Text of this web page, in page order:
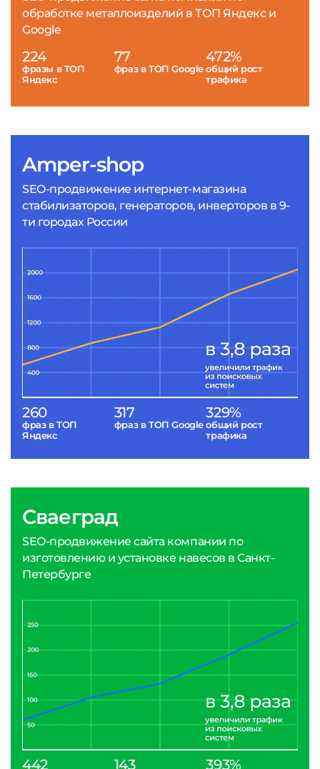
Amper-shop
SEO-продвижение интернет-магазина
стабилизаторов, генераторов, инверторов в 9-
ти городах России
260
фраз в ТОП
Яндекс
317
фраз в ТОП Google
329%
общий рост
трафика
обработке металлоизделий в ТОП Яндекс и
Google
224
фразы в ТОП
Яндекс
77
фраз в ТОП Google
472%
общий рост
трафика
Сваеград
SEO-продвижение сайта компании по
изготовлению и установке навесов в Санкт-
Петербурге
442 143 393%